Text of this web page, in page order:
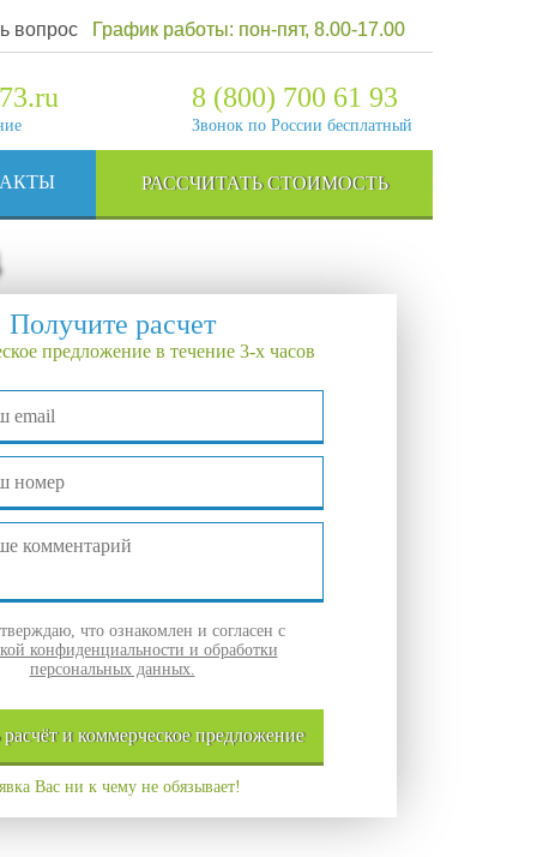
вопрос График работы: пон-пят, 8.00-17.00
8 (800) 700 61 93
Звонок по России бесплатный
РАССЧИТАТЬ СТОИМОСТЬ
Получите расчет
предложение в течение 3-х часов
что ознакомлен и согласен с
конфиденциальности и обработки
персональных данных.
расчёт и коммерческоепредложение
Вас ни к чему не обязывает!